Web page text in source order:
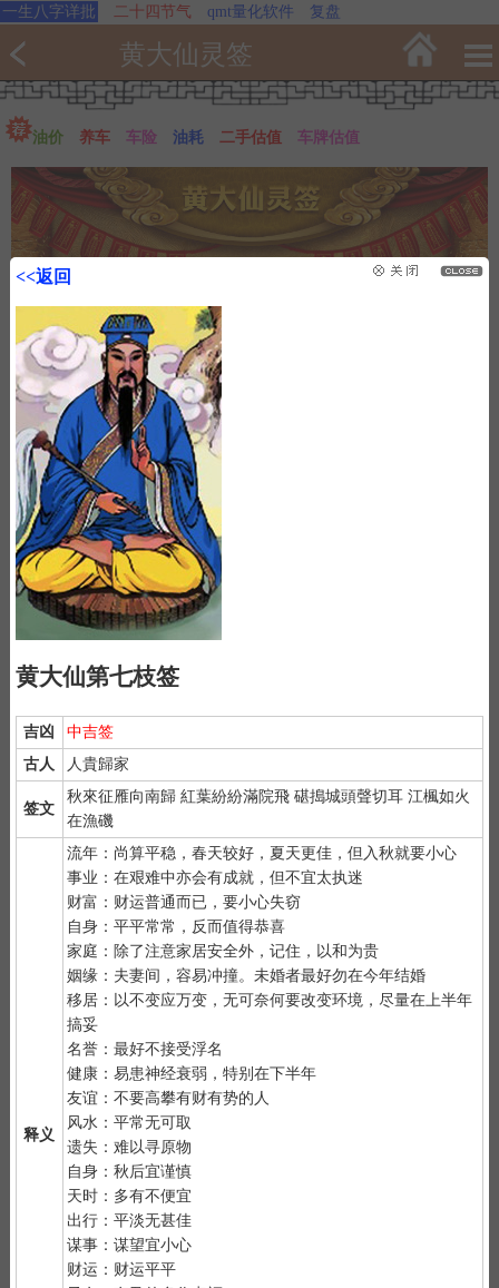
一生八字详批 二十四节气 qmt量化软件 复盘
黄大仙灵签
油价 养车 车险 油耗 二手估值 车牌估值
<<返回
黄大仙第七枝签
吉凶
中吉签
古人
人貴歸家
签文
秋來征雁向南歸 紅葉紛紛滿院飛 碪搗城頭聲切耳 江楓如火
在漁磯
释义
流年：尚算平稳，春天较好，夏天更佳，但入秋就要小心
事业：在艰难中亦会有成就，但不宜太执迷
财富：财运普通而已，要小心失窃
自身：平平常常，反而值得恭喜
家庭：除了注意家居安全外，记住，以和为贵
姻缘：夫妻间，容易冲撞。未婚者最好勿在今年结婚
移居：以不变应万变，无可奈何要改变环境，尽量在上半年
搞妥
名誉：最好不接受浮名
健康：易患神经衰弱，特别在下半年
友谊：不要高攀有财有势的人
风水：平常无可取
遗失：难以寻原物
自身：秋后宜谨慎
天时：多有不便宜
出行：平淡无甚佳
谋事：谋望宜小心
财运：财运平平
抽签前先净手后双手合十虔诚默念 "大仙大仙、指点迷津"。
默念自己姓名、出生时间、居住地址；再请求需要指点的事
情；最后点上面的签筒开始抽签！心诚则灵，否则掷到笑杯的机率
很高。
抽签的时间：中午十二点左右和晚上十一点前或者后，晚上十
一点是阴阳相接之时，最适宜抽签，抽签的信息也最准确；房事后
和打雷下大雨时不要抽签，因为此时信息不稳。